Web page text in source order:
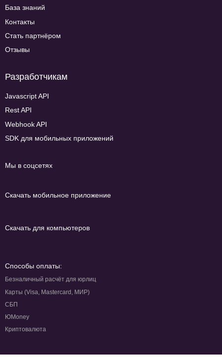
База знаний
Контакты
Стать партнёром
Отзывы
Разработчикам
Javascript API
Rest API
Webhook API
SDK для мобильных приложений
Мы в соцсетях
Скачать мобильное приложение
Скачать для компьютеров
Способы оплаты:
Безналичный расчёт для юрлиц
Карты (Visa, Mastercard, МИР)
СБП
ЮMoney
Криптовалюта